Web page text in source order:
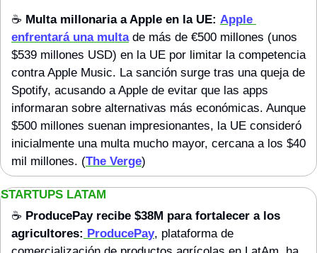
☕️ Multa millonaria a Apple en la UE: Apple
enfrentará una multa de más de €500 millones (unos
$539 millones USD) en la UE por limitar la competencia
contra Apple Music. La sanción surge tras una queja de
Spotify, acusando a Apple de evitar que las apps
informaran sobre alternativas más económicas. Aunque
$500 millones suenan impresionantes, la UE consideró
inicialmente una multa mucho mayor, cercana a los $40
mil millones. (The Verge)
STARTUPS LATAM
☕️ ProducePay recibe $38M para fortalecer a los
agricultores: ProducePay, plataforma de